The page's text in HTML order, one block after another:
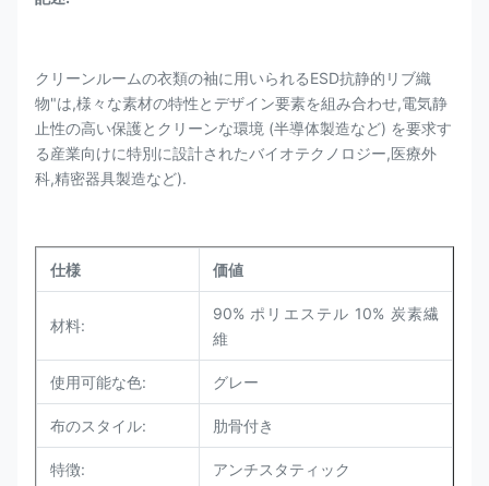
クリーンルームの衣類の袖に用いられるESD抗静的リブ織
物"は,様々な素材の特性とデザイン要素を組み合わせ,電気静
止性の高い保護とクリーンな環境 (半導体製造など) を要求す
る産業向けに特別に設計されたバイオテクノロジー,医療外
科,精密器具製造など).
仕様 価値
材料:
90% ポリエステル 10% 炭素繊
維
使用可能な色: グレー
布のスタイル: 肋骨付き
特徴: アンチスタティック